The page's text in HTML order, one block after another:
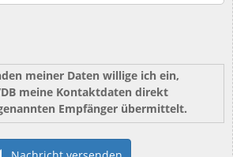
meiner Daten willige ich ein,
meine Kontaktdaten direkt
Empfänger übermittelt.